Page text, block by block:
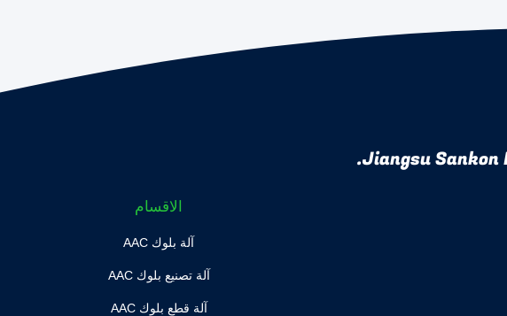
Jiangsu Sankon
الاقسام
آلة بلوك AAC
آلة تصنيع بلوك AAC
آلة قطع بلوك AAC